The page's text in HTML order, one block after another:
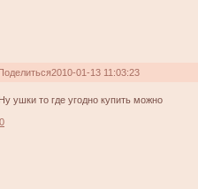
2010-01-13 11:03:23
Ну ушки то где угодно купить можно
0